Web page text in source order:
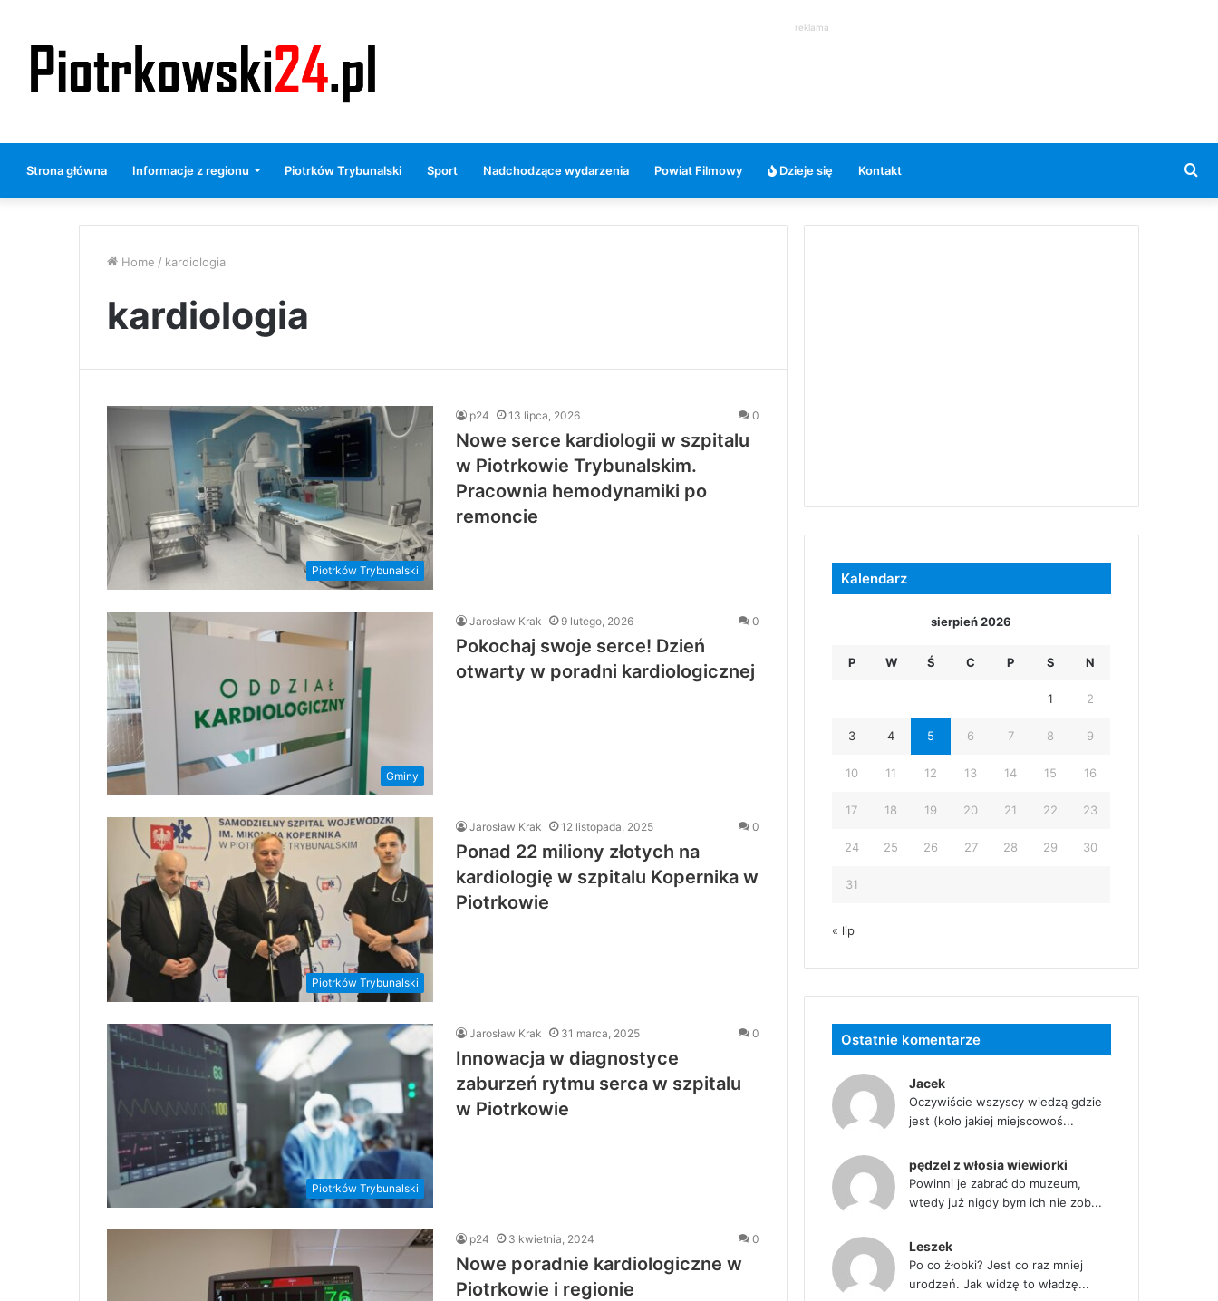
reklama
Strona główna Informacje z regionu Piotrków Trybunalski Sport Nadchodzące wydarzenia Powiat Filmowy Dzieje się Kontakt
Home / kardiologia
kardiologia
Piotrków Trybunalski
p24 13 lipca, 2026 0
Nowe serce kardiologii w szpitalu
w Piotrkowie Trybunalskim.
Pracownia hemodynamiki po
remoncie
Gminy
Jarosław Krak 9 lutego, 2026 0
Pokochaj swoje serce! Dzień
otwarty w poradni kardiologicznej
Piotrków Trybunalski
Jarosław Krak 12 listopada, 2025 0
Ponad 22 miliony złotych na
kardiologię w szpitalu Kopernika w
Piotrkowie
Piotrków Trybunalski
Jarosław Krak 31 marca, 2025 0
Innowacja w diagnostyce
zaburzeń rytmu serca w szpitalu
w Piotrkowie
p24 3 kwietnia, 2024 0
Nowe poradnie kardiologiczne w
Piotrkowie i regionie
Kalendarz
sierpień 2026
P W Ś C P S N
1 2
3 4 5 6 7 8 9
10 11 12 13 14 15 16
17 18 19 20 21 22 23
24 25 26 27 28 29 30
31
« lip
Ostatnie komentarze
Jacek
Oczywiście wszyscy wiedzą gdzie
jest (koło jakiej miejscowoś...
pędzel z włosia wiewiorki
Powinni je zabrać do muzeum,
wtedy już nigdy bym ich nie zob...
Leszek
Po co żłobki? Jest co raz mniej
urodzeń. Jak widzę to władzę...